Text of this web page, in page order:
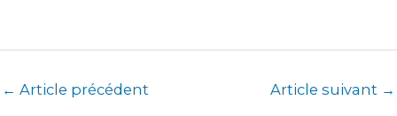
← Article précédent Article suivant →